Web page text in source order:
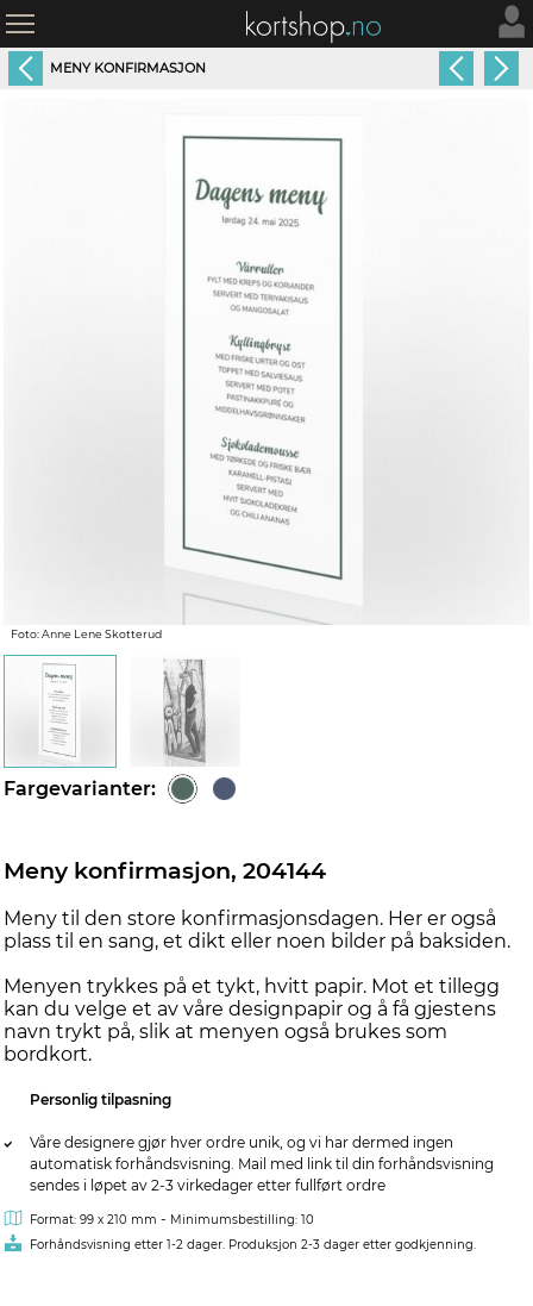
MENY KONFIRMASJON
Foto: Anne Lene Skotterud
Fargevarianter:
Meny konfirmasjon, 204144
Meny til den store konfirmasjonsdagen. Her er også
plass til en sang, et dikt eller noen bilder på baksiden.
Menyen trykkes på et tykt, hvitt papir. Mot et tillegg
kan du velge et av våre designpapir og å få gjestens
navn trykt på, slik at menyen også brukes som
bordkort.
Personlig tilpasning
Våre designere gjør hver ordre unik, og vi har dermed ingen
automatisk forhåndsvisning. Mail med link til din forhåndsvisning
sendes i løpet av 2-3 virkedager etter fullført ordre
Format: 99 x 210 mm - Minimumsbestilling: 10
Forhåndsvisning etter 1-2 dager. Produksjon 2-3 dager etter godkjenning.